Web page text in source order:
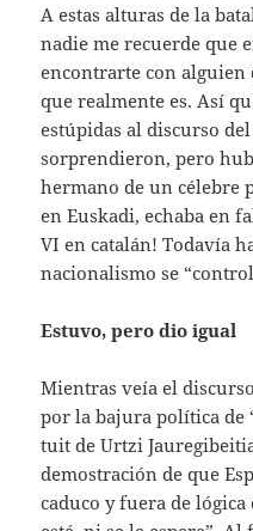
A estas alturas de la
nadie me recuerde que
encontrarte con alguien
que realmente es. Así
estúpidas al discurso
sorprendieron, pero
hermano de un célebre
en Euskadi, echaba en
VI en catalán! Todavía
nacionalismo se
Estuvo, pero dio igual
Mientras veía el
por la bajura política de
tuit de Urtzi
demostración de que
caduco y fuera de